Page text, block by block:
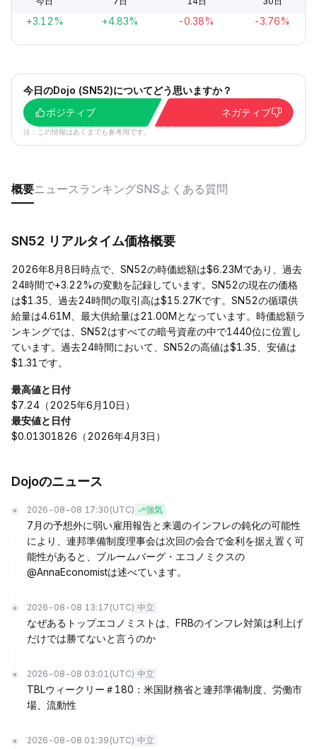
+3.12% +4.83% -0.38% -3.76%
今日のDojo (SN52)についてどう思いますか？
ポジティブ
ネガティブ
注：この情報はあくまでも参考用です。
概要ニュース ランキングSNSよくある質問
SN52 リアルタイム価格概要
2026年8月8日時点で、SN52の時価総額は$6.23Mであり、過去
24時間で+3.22%の変動を記録しています。SN52の現在の価格
は$1.35、過去24時間の取引高は$15.27Kです。SN52の循環供
給量は4.61M、最大供給量は21.00Mとなっています。時価総額ラ
ンキングでは、SN52はすべての暗号資産の中で1440位に位置し
ています。過去24時間において、SN52の高値は$1.35、安値は
$1.31です。
最高値と日付
$7.24（2025年6月10日）
最安値と日付
$0.01301826（2026年4月3日）
Dojoのニュース
2026-08-08 17:30 (UTC) 強気
7月の予想外に弱い雇用報告と来週のインフレの鈍化の可能性
により、連邦準備制度理事会は次回の会合で金利を据え置く可
能性があると、ブルームバーグ・エコノミクスの
@AnnaEconomistは述べています。
2026-08-08 13:17 (UTC) 中立
なぜあるトップエコノミストは、FRBのインフレ対策は利上げ
だけでは勝てないと言うのか
2026-08-08 03:01 (UTC) 中立
TBLウィークリー＃180：米国財務省と連邦準備制度、労働市
場、流動性
2026-08-08 01:39 (UTC) 中立